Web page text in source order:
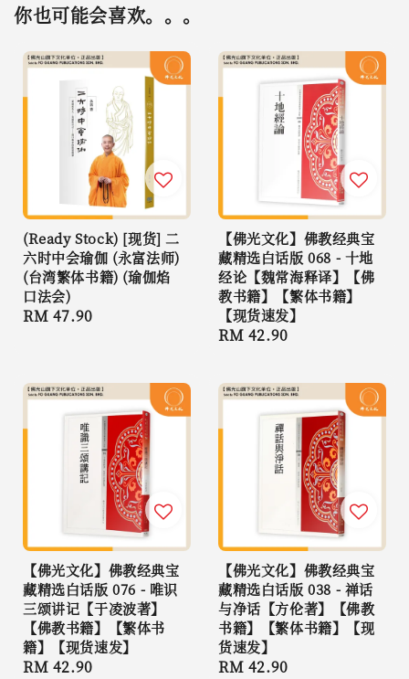
你也可能会喜欢。。。
(Ready Stock) [现货] 二
六时中会瑜伽 (永富法师)
(台湾繁体书籍) (瑜伽焰
口法会)
Regular
RM 47.90
【佛光文化】佛教经典宝
藏精选白话版 068 - 十地
经论【魏常海释译】【佛
教书籍】【繁体书籍】
【现货速发】
Regular
RM 42.90
【佛光文化】佛教经典宝
藏精选白话版 076 - 唯识
三颂讲记【于凌波著】
【佛教书籍】【繁体书
籍】【现货速发】
Regular
RM 42.90
【佛光文化】佛教经典宝
藏精选白话版 038 - 禅话
与净话【方伦著】【佛教
书籍】【繁体书籍】【现
货速发】
Regular
RM 42.90